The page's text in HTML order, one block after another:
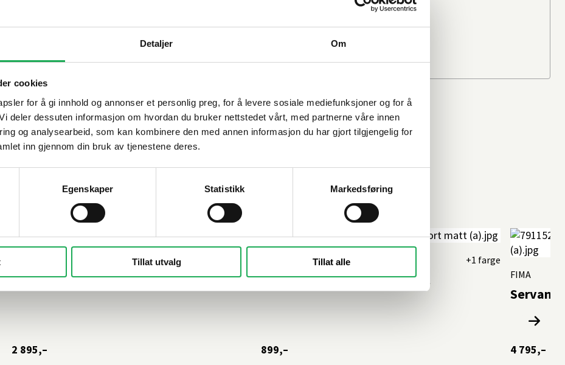
Detaljer Om
cookies
for å gi innhold og annonser et personlig preg, for å levere sosiale mediefunksjoner og for å
deler dessuten informasjon om hvordan du bruker nettstedet vårt, med partnerne våre innen
og analysearbeid, som kan kombinere den med annen informasjon du har gjort tilgjengelig for
inn gjennom din bruk av tjenestene deres.
Egenskaper Statistikk Markedsføring
Tillat utvalg Tillat alle
Beregn frakten
Ditt postnummer
Servantbatteri SPOT, Sort matt
2 895,–
Servantbatteri G1, Sort matt
+1 farge
899,–
FIMA
4 795,–